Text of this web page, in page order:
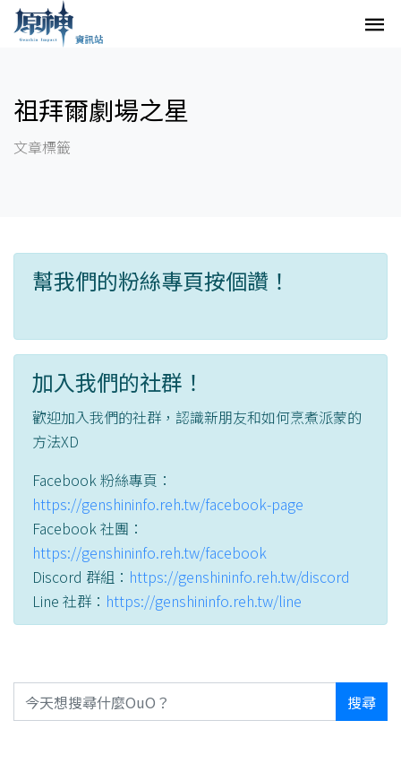
祖拜爾劇場之星
文章標籤
幫我們的粉絲專頁按個讚！
加入我們的社群！
歡迎加入我們的社群，認識新朋友和如何烹煮派蒙的
方法XD
Facebook 粉絲專頁：
https://genshininfo.reh.tw/facebook-page
Facebook 社團：
https://genshininfo.reh.tw/facebook
Discord 群組： https://genshininfo.reh.tw/discord
Line 社群： https://genshininfo.reh.tw/line
搜尋